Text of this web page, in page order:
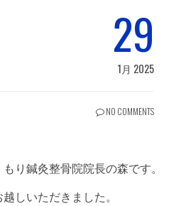
29
1月 2025
NO COMMENTS
り鍼灸整骨院院長の森です。
しいただきました。